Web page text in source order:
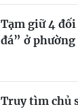
Tạm giữ 4
đá” ở
Truy tìm chủ